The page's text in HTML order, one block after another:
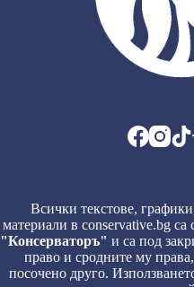
Всички текстове,
материали в conservative.bg са
"Консерваторъ" и са под
право и сродните му
посочено друго.